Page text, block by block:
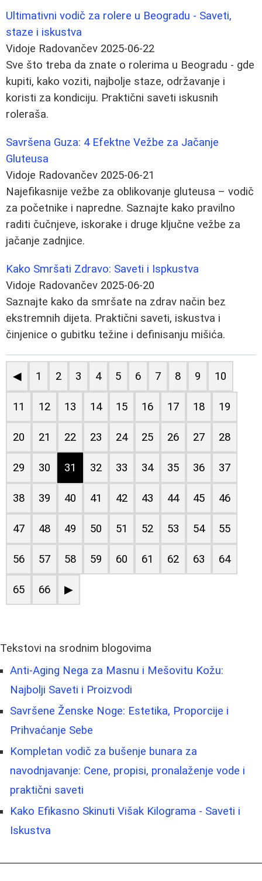
Ultimativni vodič za rolere u Beogradu - Saveti,
staze i iskustva
Vidoje Radovančev 2025-06-22
Sve što treba da znate o rolerima u Beogradu - gde
kupiti, kako voziti, najbolje staze, održavanje i
koristi za kondiciju. Praktični saveti iskusnih
roleraša.
Savršena Guza: 4 Efektne Vežbe za Jačanje
Gluteusa
Vidoje Radovančev 2025-06-21
Najefikasnije vežbe za oblikovanje gluteusa – vodič
za početnike i napredne. Saznajte kako pravilno
raditi čučnjeve, iskorake i druge ključne vežbe za
jačanje zadnjice.
Kako Smršati Zdravo: Saveti i Ispkustva
Vidoje Radovančev 2025-06-20
Saznajte kako da smršate na zdrav način bez
ekstremnih dijeta. Praktični saveti, iskustva i
činjenice o gubitku težine i definisanju mišića.
◀ 1 2 3 4 5 6 7 8 9 10
11 12 13 14 15 16 17 18 19
20 21 22 23 24 25 26 27 28
29 30 31 32 33 34 35 36 37
38 39 40 41 42 43 44 45 46
47 48 49 50 51 52 53 54 55
56 57 58 59 60 61 62 63 64
65 66 ▶
Tekstovi na srodnim blogovima
Anti-Aging Nega za Masnu i Mešovitu Kožu:
Najbolji Saveti i Proizvodi
Savršene Ženske Noge: Estetika, Proporcije i
Prihvaćanje Sebe
Kompletan vodič za bušenje bunara za
navodnjavanje: Cene, propisi, pronalaženje vode i
praktični saveti
Kako Efikasno Skinuti Višak Kilograma - Saveti i
Iskustva